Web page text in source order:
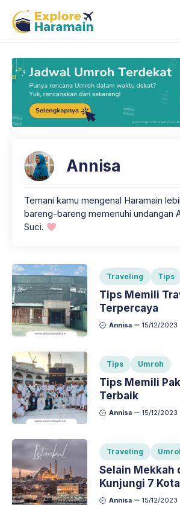
content
Annisa
Temani kamu mengenal Haramain
bareng-bareng memenuhi undangan
Suci.
Traveling Tips
Tips Memili
Terpercaya
Annisa 15/12/2023
Tips Umroh
Tips Memili
Terbaik
Annisa 15/12/2023
Traveling
Selain Mekkah
Kunjungi 7
Annisa 15/12/2023